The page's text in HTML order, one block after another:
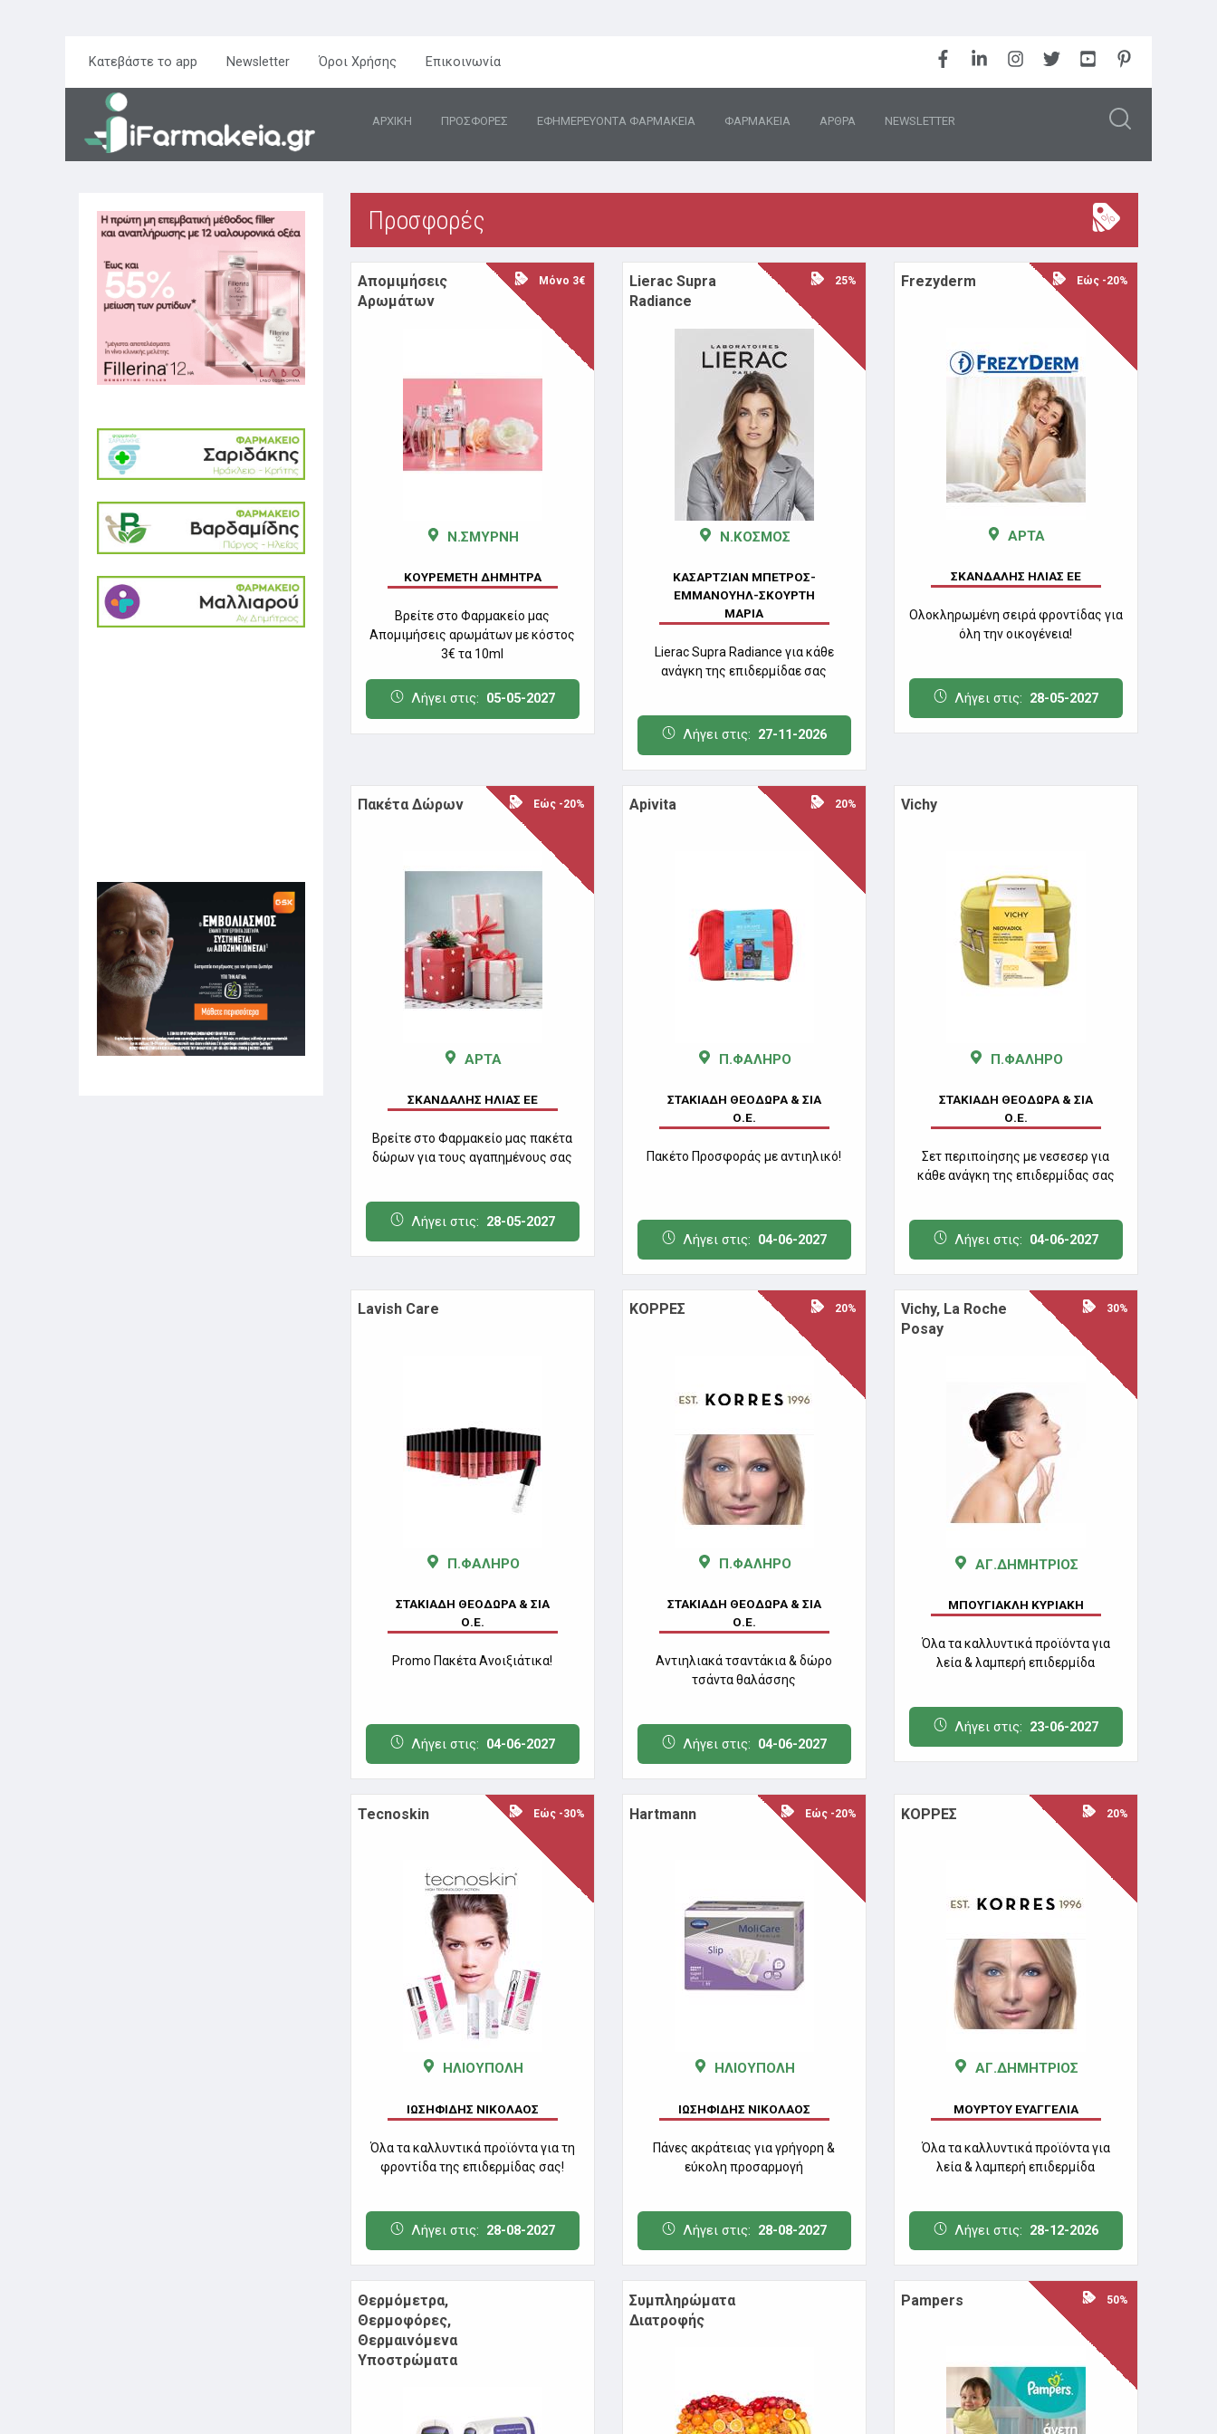
Κατεβάστε το app Newsletter Όροι Χρήσης Επικοινωνία
ΑΡΧΙΚΗ ΠΡΟΣΦΟΡΕΣ ΕΦΗΜΕΡΕΥΟΝΤΑ ΦΑΡΜΑΚΕΙΑ ΦΑΡΜΑΚΕΙΑ ΑΡΘΡΑ NEWSLETTER
Προσφορές
Απομιμήσεις
Αρωμάτων
Μόνο 3€
Ν.ΣΜΥΡΝΗ
ΚΟΥΡΕΜΕΤΗ ΔΗΜΗΤΡΑ
Βρείτε στο Φαρμακείο μας
Απομιμήσεις αρωμάτων με κόστος
3€ τα 10ml
Λήγει στις: 05-05-2027
Lierac Supra
Radiance
25%
Ν.ΚΟΣΜΟΣ
ΚΑΣΑΡΤΖΙΑΝ ΜΠΕΤΡΟΣ-
ΕΜΜΑΝΟΥΗΛ-ΣΚΟΥΡΤΗ
ΜΑΡΙΑ
Lierac Supra Radiance για κάθε
ανάγκη της επιδερμίδαε σας
Λήγει στις: 27-11-2026
Frezyderm Εώς -20%
ΑΡΤΑ
ΣΚΑΝΔΑΛΗΣ ΗΛΙΑΣ ΕΕ
Ολοκληρωμένη σειρά φροντίδας για
όλη την οικογένεια!
Λήγει στις: 28-05-2027
Πακέτα Δώρων Εώς -20%
ΑΡΤΑ
ΣΚΑΝΔΑΛΗΣ ΗΛΙΑΣ ΕΕ
Βρείτε στο Φαρμακείο μας πακέτα
δώρων για τους αγαπημένους σας
Λήγει στις: 28-05-2027
Apivita 20%
Π.ΦΑΛΗΡΟ
ΣΤΑΚΙΑΔΗ ΘΕΟΔΩΡΑ & ΣΙΑ
Ο.Ε.
Πακέτο Προσφοράς με αντιηλικό!
Λήγει στις: 04-06-2027
Vichy
Π.ΦΑΛΗΡΟ
ΣΤΑΚΙΑΔΗ ΘΕΟΔΩΡΑ & ΣΙΑ
Ο.Ε.
Σετ περιποίησης με νεσεσερ για
κάθε ανάγκη της επιδερμίδας σας
Λήγει στις: 04-06-2027
Lavish Care
Π.ΦΑΛΗΡΟ
ΣΤΑΚΙΑΔΗ ΘΕΟΔΩΡΑ & ΣΙΑ
Ο.Ε.
Promo Πακέτα Ανοιξιάτικα!
Λήγει στις: 04-06-2027
ΚΟΡΡΕΣ 20%
Π.ΦΑΛΗΡΟ
ΣΤΑΚΙΑΔΗ ΘΕΟΔΩΡΑ & ΣΙΑ
Ο.Ε.
Αντιηλιακά τσαντάκια & δώρο
τσάντα θαλάσσης
Λήγει στις: 04-06-2027
Vichy, La Roche
Posay
30%
ΑΓ.ΔΗΜΗΤΡΙΟΣ
ΜΠΟΥΓΙΑΚΛΗ ΚΥΡΙΑΚΗ
Όλα τα καλλυντικά προϊόντα για
λεία & λαμπερή επιδερμίδα
Λήγει στις: 23-06-2027
Tecnoskin Εώς -30%
ΗΛΙΟΥΠΟΛΗ
ΙΩΣΗΦΙΔΗΣ ΝΙΚΟΛΑΟΣ
Όλα τα καλλυντικά προϊόντα για τη
φροντίδα της επιδερμίδας σας!
Λήγει στις: 28-08-2027
Hartmann Εώς -20%
ΗΛΙΟΥΠΟΛΗ
ΙΩΣΗΦΙΔΗΣ ΝΙΚΟΛΑΟΣ
Πάνες ακράτειας για γρήγορη &
εύκολη προσαρμογή
Λήγει στις: 28-08-2027
ΚΟΡΡΕΣ 20%
ΑΓ.ΔΗΜΗΤΡΙΟΣ
ΜΟΥΡΤΟΥ ΕΥΑΓΓΕΛΙΑ
Όλα τα καλλυντικά προϊόντα για
λεία & λαμπερή επιδερμίδα
Λήγει στις: 28-12-2026
Θερμόμετρα,
Θερμοφόρες,
Θερμαινόμενα
Υποστρώματα
Συμπληρώματα
Διατροφής
Pampers 50%